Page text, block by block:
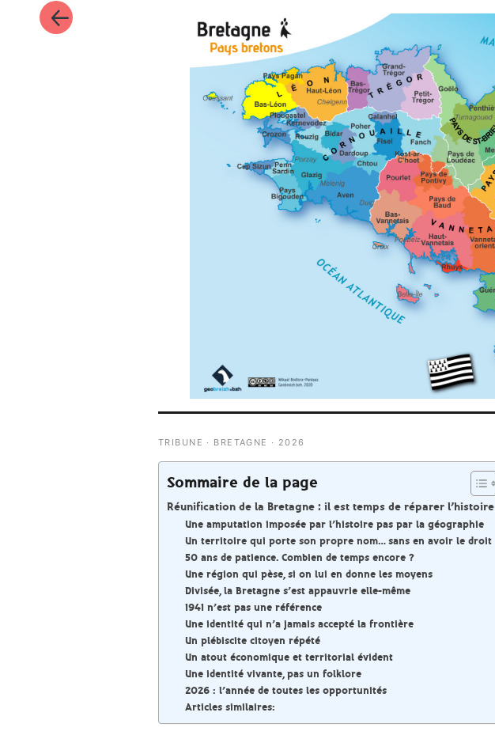
TRIBUNE · BRETAGNE · 2026
Sommaire de la page
Réunification de la Bretagne : il est temps de réparer l’histoire
Une amputation imposée par l’histoire pas par la géographie
Un territoire qui porte son propre nom… sans en avoir le droit
50 ans de patience. Combien de temps encore ?
Une région qui pèse, si on lui en donne les moyens
Divisée, la Bretagne s’est appauvrie elle-même
1941 n’est pas une référence
Une identité qui n’a jamais accepté la frontière
Un plébiscite citoyen répété
Un atout économique et territorial évident
Une identité vivante, pas un folklore
2026 : l’année de toutes les opportunités
Articles similaires: